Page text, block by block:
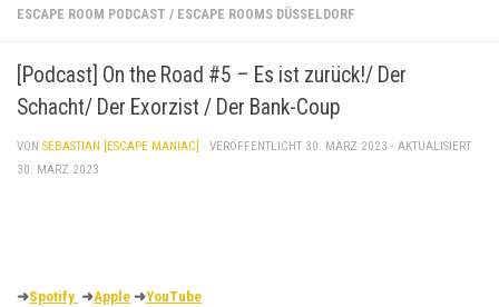
ESCAPE ROOM PODCAST / ESCAPE ROOMS DÜSSELDORF
[Podcast] On the Road #5 – Es ist zurück!/ Der
Schacht/ Der Exorzist / Der Bank-Coup
VON SEBASTIAN [ESCAPE MANIAC] · VERÖFFENTLICHT 30. MÄRZ 2023 · AKTUALISIERT
30. MÄRZ 2023
➜Spotify ➜Apple ➜YouTube